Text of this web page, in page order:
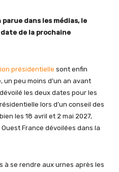
dans les médias, le
de la prochaine
présidentielle sont enfin
un peu moins d’un an avant
les deux dates pour les
lors d’un conseil des
les 18 avril et 2 mai 2027,
France dévoilées dans la
à se rendre aux urnes après les